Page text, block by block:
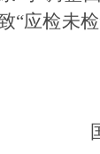
“应检未